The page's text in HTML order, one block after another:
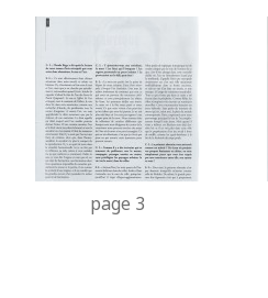
page 3